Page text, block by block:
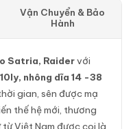
Vận Chuyển & Bảo
Hành
Satria, Raidervới
nhông dĩa 14 -38
gian, sên được mạ
thế hệ mới, thương
Việt Nam được coi là